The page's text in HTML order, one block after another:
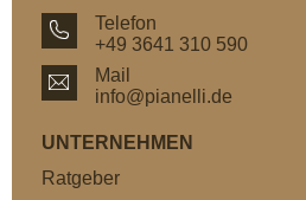
Telefon
+49 3641 310 590
Mail
info@pianelli.de
UNTERNEHMEN
Ratgeber